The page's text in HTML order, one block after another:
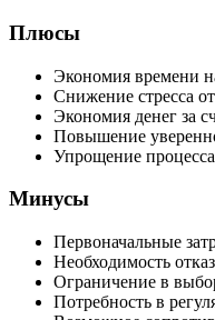
Плюсы
Экономия времени
Снижение стресса
Экономия денег за
Повышение
Упрощение
Минусы
Первоначальные
Необходимость
Ограничение в
Потребность в